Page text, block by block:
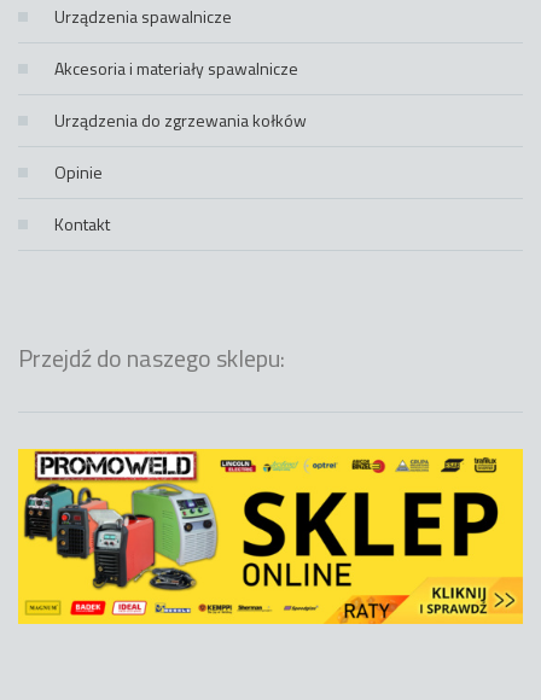
Urządzenia spawalnicze
Akcesoria i materiały spawalnicze
Urządzenia do zgrzewania kołków
Opinie
Kontakt
Przejdź do naszego sklepu: